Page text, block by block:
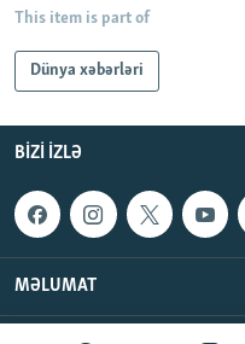
This item is part of
Dünya xəbərləri
BIZI IZLƏ
MƏLUMAT